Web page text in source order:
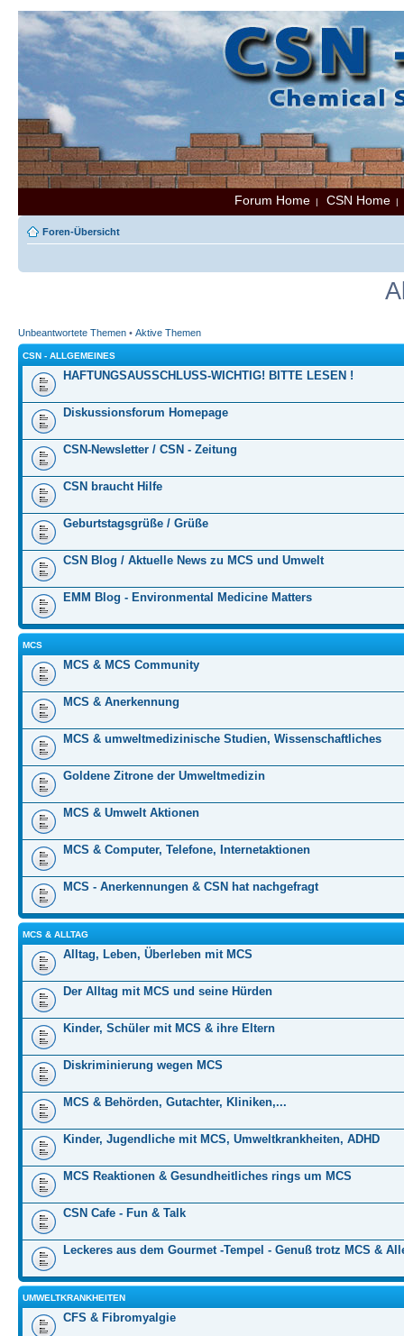
Forum Home | CSN Home
Foren-Übersicht
Unbeantwortete Themen • Aktive Themen
CSN - ALLGEMEINES
HAFTUNGSAUSSCHLUSS-WICHTIG! BITTE LESEN !
Diskussionsforum Homepage
CSN-Newsletter / CSN - Zeitung
CSN braucht Hilfe
Geburtstagsgrüße / Grüße
CSN Blog / Aktuelle News zu MCS und Umwelt
EMM Blog - Environmental Medicine Matters
MCS
MCS & MCS Community
MCS & Anerkennung
MCS & umweltmedizinische Studien, Wissenschaftliches
Goldene Zitrone der Umweltmedizin
MCS & Umwelt Aktionen
MCS & Computer, Telefone, Internetaktionen
MCS - Anerkennungen & CSN hat nachgefragt
MCS & ALLTAG
Alltag, Leben, Überleben mit MCS
Der Alltag mit MCS und seine Hürden
Kinder, Schüler mit MCS & ihre Eltern
Diskriminierung wegen MCS
MCS & Behörden, Gutachter, Kliniken,...
Kinder, Jugendliche mit MCS, Umweltkrankheiten, ADHD
MCS Reaktionen & Gesundheitliches rings um MCS
CSN Cafe - Fun & Talk
Leckeres aus dem Gourmet -Tempel - Genuß trotz MCS &
UMWELTKRANKHEITEN
CFS & Fibromyalgie